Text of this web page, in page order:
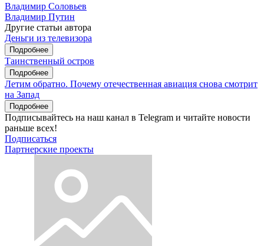
Владимир Соловьев
Владимир Путин
Другие статьи автора
Деньги из телевизора
Подробнее
Таинственный остров
Подробнее
Летим обратно. Почему отечественная авиация снова смотрит
на Запад
Подробнее
Подписывайтесь на наш канал в Telegram и читайте новости
раньше всех!
Подписаться
Партнерские проекты